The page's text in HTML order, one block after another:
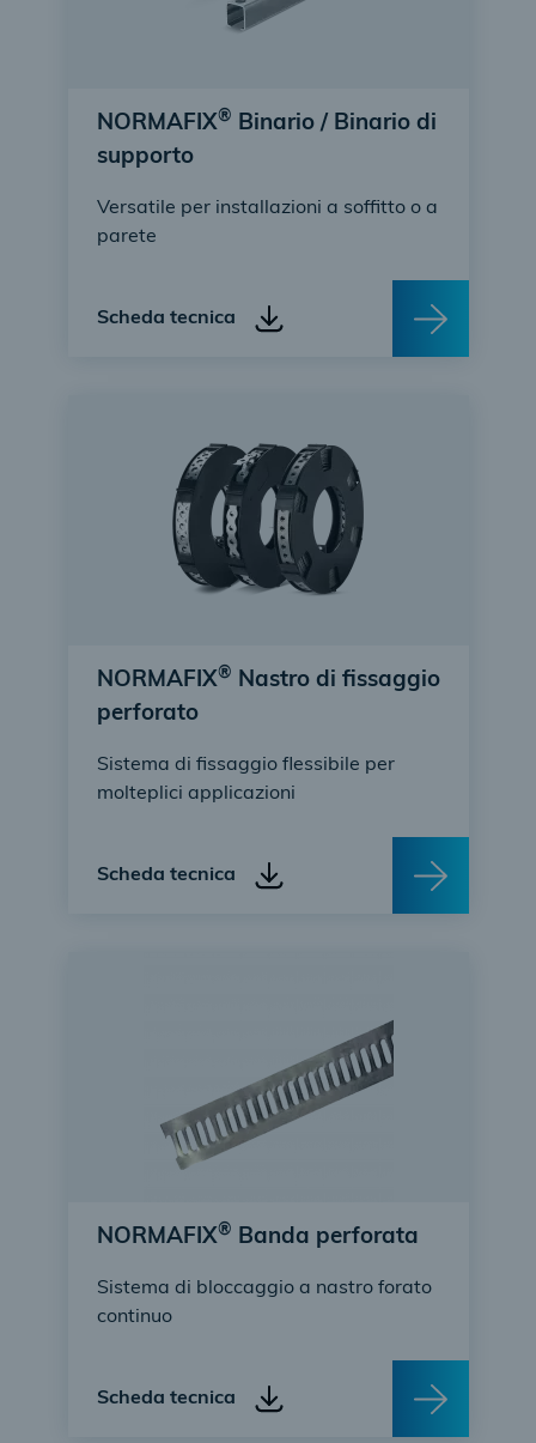
NORMAFIX® Binario / Binario di
supporto
Versatile per installazioni a soffitto o a
parete
Scheda tecnica
NORMAFIX® Nastro di fissaggio
perforato
Sistema di fissaggio flessibile per
molteplici applicazioni
Scheda tecnica
NORMAFIX® Banda perforata
Sistema di bloccaggio a nastro forato
continuo
Scheda tecnica